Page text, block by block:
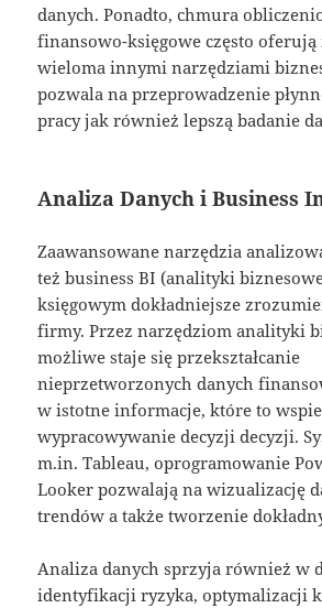
danych. Ponadto, chmura
finansowo-księgowe często oferują
wieloma innymi narzędziami
pozwala na przeprowadzenie
pracy jak również lepszą badanie
Analiza Danych i Business
Zaawansowane narzędzia
też business BI (analityki
księgowym dokładniejsze
firmy. Przez narzędziom analityki
możliwe staje się przekształcanie
nieprzetworzonych danych
w istotne informacje, które to
wypracowywanie decyzji decyzji.
m.in. Tableau, oprogramowanie
Looker pozwalają na wizualizację
trendów a także tworzenie
Analiza danych sprzyja również w
identyfikacji ryzyka, optymalizacji